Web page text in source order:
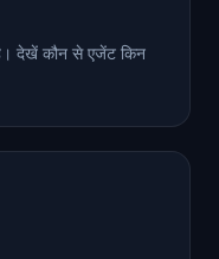
देखें कौन से एजेंट किन